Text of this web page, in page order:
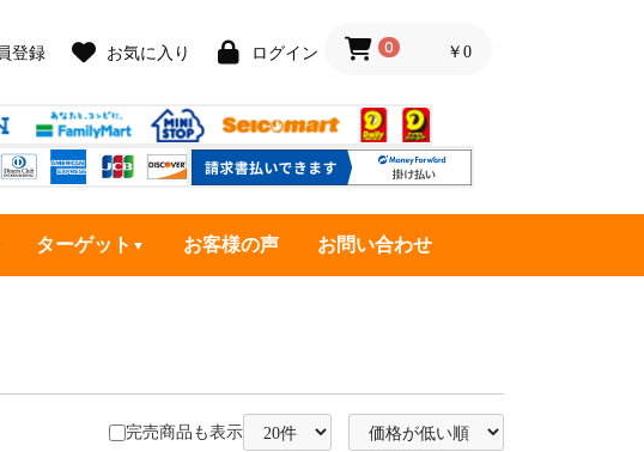
登録 お気に入り ログイン 0 ￥0
ターゲット お客様の声 お問い合わせ
完売商品も表示